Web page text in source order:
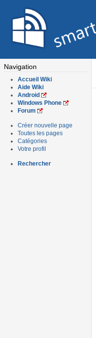
Navigation
Accueil Wiki
Aide Wiki
Android
Windows Phone
Forum
Créer nouvelle page
Toutes les pages
Catégories
Votre profil
Rechercher